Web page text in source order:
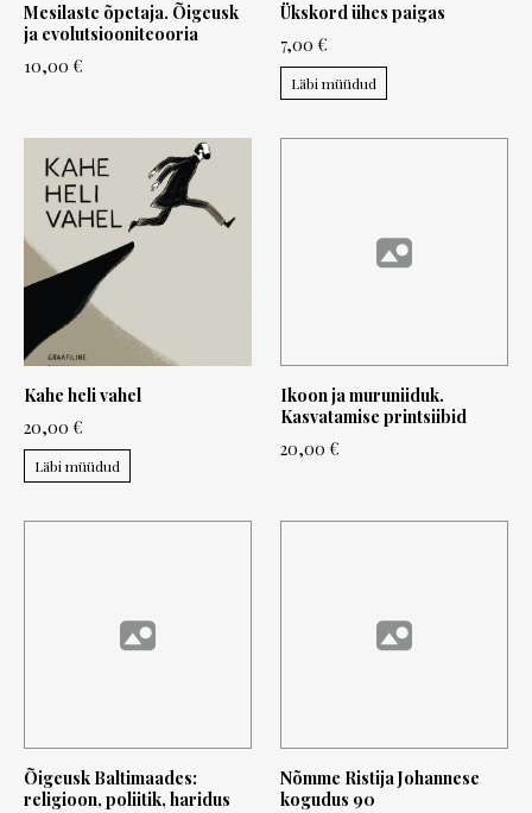
Mesilaste õpetaja. Õigeusk
ja evolutsiooniteooria
10,00 €
Ükskord ühes paigas
7,00 €
Läbi müüdud
Kahe heli vahel
20,00 €
Läbi müüdud
Ikoon ja muruniiduk.
Kasvatamise printsiibid
20,00 €
Õigeusk Baltimaades:
religioon, poliitik, haridus
Nõmme Ristija Johannese
kogudus 90